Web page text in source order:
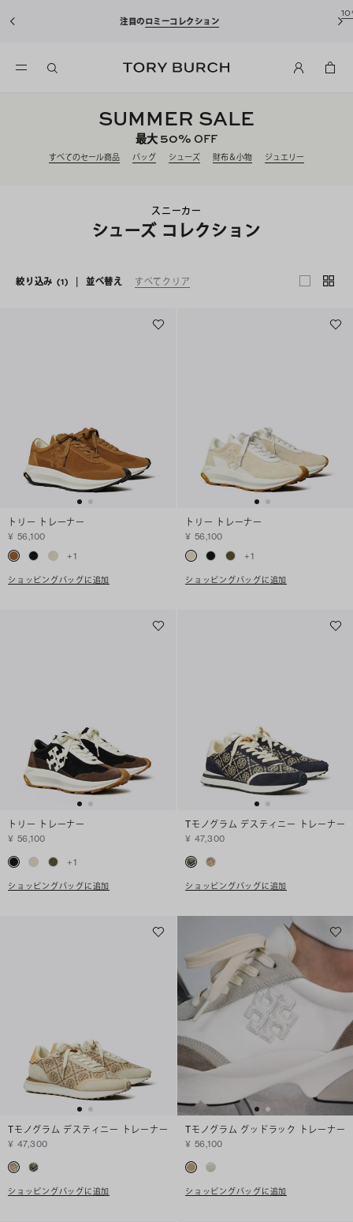
込)以上のお買い物にご利用いただけます。
SUMMER SALE
最大50% OFF
すべてのセール商品 バッグ シューズ 財布＆小物 ジュエリー
スニーカー
シューズ コレクション
絞り込み (1) | 並べ替え すべてクリア
トリー トレーナー
¥ 56,100
+1
ショッピングバッグに追加
トリー トレーナー
¥ 56,100
+1
ショッピングバッグに追加
トリー トレーナー
¥ 56,100
+1
ショッピングバッグに追加
Tモノグラム デスティニー トレーナー
¥ 47,300
ショッピングバッグに追加
Tモノグラム デスティニー トレーナー
¥ 47,300
ショッピングバッグに追加
Tモノグラム グッドラック トレーナー
¥ 56,100
ショッピングバッグに追加